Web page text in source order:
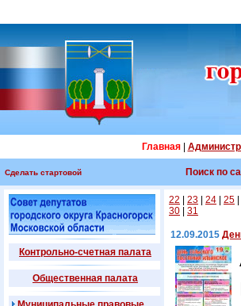
Главная|
Сделать стартовой Поиск по
Контрольно-счетная палата
Общественная палата
22 23 24 25
30
31
12.09.2015